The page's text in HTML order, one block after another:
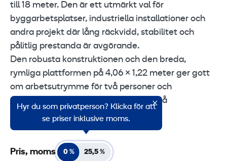
till 18 meter. Den är ett utmärkt val för
byggarbetsplatser, industriella installationer och
andra projekt där lång räckvidd, stabilitet och
pålitlig prestanda är avgörande.
Den robusta konstruktionen och den breda,
rymliga plattformen på 4,06 × 1,22 meter ger gott
om arbetsutrymme för två personer och
utrustning, vilket ökar effektiviteten på
höjdarbeten.
Hyr du som privatperson? Klicka för att
se priser inklusive moms.
Pris, moms 0 % 25,5 %